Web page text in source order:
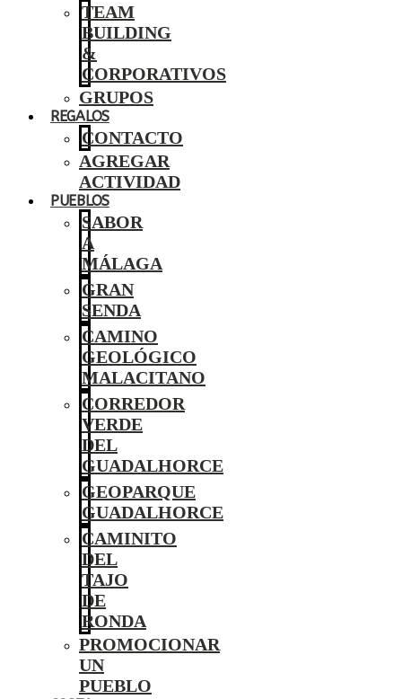
TEAM
BUILDING
&
CORPORATIVOS
GRUPOS
REGALOS
CONTACTO
AGREGAR
ACTIVIDAD
PUEBLOS
SABOR
A
MÁLAGA
GRAN
SENDA
CAMINO
GEOLÓGICO
MALACITANO
CORREDOR
VERDE
DEL
GUADALHORCE
GEOPARQUE
GUADALHORCE
CAMINITO
DEL
TAJO
DE
RONDA
PROMOCIONAR
UN
PUEBLO